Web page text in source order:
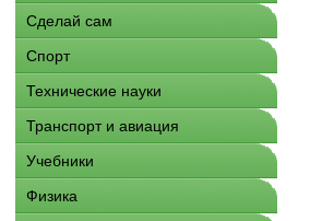
Сделай сам
Спорт
Технические науки
Транспорт и авиация
Учебники
Физика